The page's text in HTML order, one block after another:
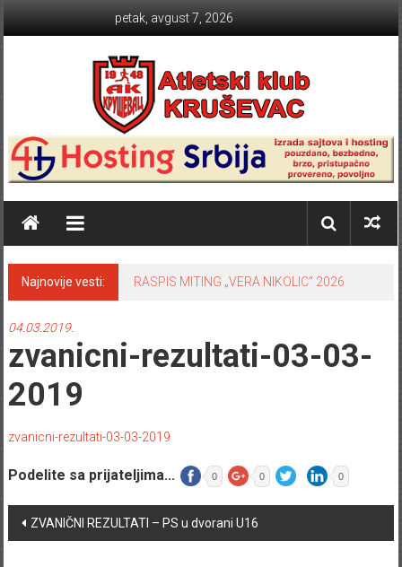
petak, avgust 7, 2026
Atletski klub KRUŠEVAC
Najnovije vesti: RASPIS MITING „VERA NIKOLIC“ 2026
04.03.2019.
zvanicni-rezultati-03-03-
2019
zvanicni-rezultati-03-03-2019
Podelite sa prijateljima... 0 0 0
Post navigation
ZVANIČNI REZULTATI – PS u dvorani U16